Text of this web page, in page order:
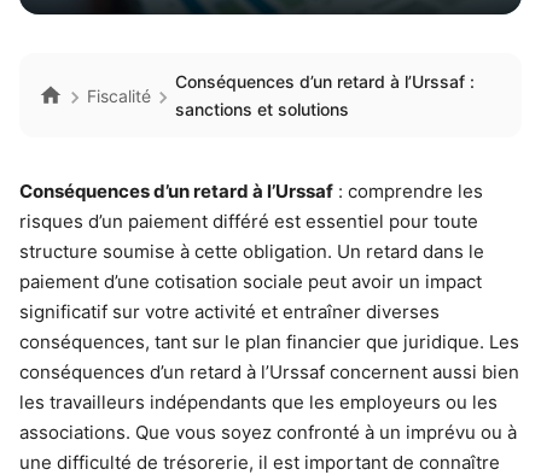
Fiscalité
Conséquences d’un retard à l’Urssaf :
sanctions et solutions
Conséquences d’un retard à l’Urssaf : comprendre les
risques d’un paiement différé est essentiel pour toute
structure soumise à cette obligation. Un retard dans le
paiement d’une cotisation sociale peut avoir un impact
significatif sur votre activité et entraîner diverses
conséquences, tant sur le plan financier que juridique. Les
conséquences d’un retard à l’Urssaf concernent aussi bien
les travailleurs indépendants que les employeurs ou les
associations. Que vous soyez confronté à un imprévu ou à
une difficulté de trésorerie, il est important de connaître